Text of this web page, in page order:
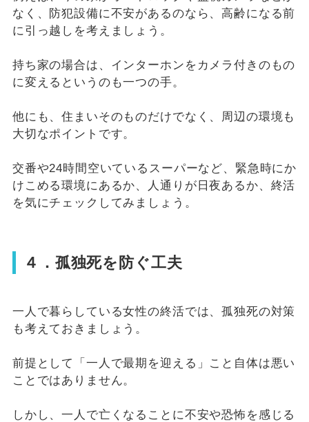
なく、防犯設備に不安があるのなら、高齢になる前
に引っ越しを考えましょう。
持ち家の場合は、インターホンをカメラ付きのもの
に変えるというのも一つの手。
他にも、住まいそのものだけでなく、周辺の環境も
大切なポイントです。
交番や24時間空いているスーパーなど、緊急時にか
けこめる環境にあるか、人通りが日夜あるか、終活
を気にチェックしてみましょう。
４．孤独死を防ぐ工夫
一人で暮らしている女性の終活では、孤独死の対策
も考えておきましょう。
前提として「一人で最期を迎える」こと自体は悪い
ことではありません。
しかし、一人で亡くなることに不安や恐怖を感じる